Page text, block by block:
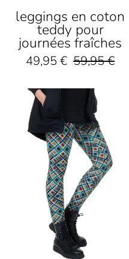
leggings en coton
teddy pour
journées fraîches
49,95 € 59,95 €
Bunte
Leggings
mit
geometrischem
Karomuster
Blau,
Orange
und
Weiß,
nachhaltig